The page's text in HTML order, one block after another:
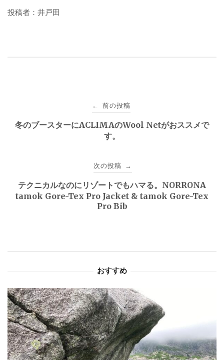
投稿者：井戸田
稿
ー
← 前の投稿
冬のブースターにACLIMAのWool Netがおススメで
す。
次の投稿 →
テクニカルなのにリゾートでもハマる。NORRONA
tamok Gore-Tex Pro Jacket & tamok Gore-Tex
Pro Bib
おすすめ